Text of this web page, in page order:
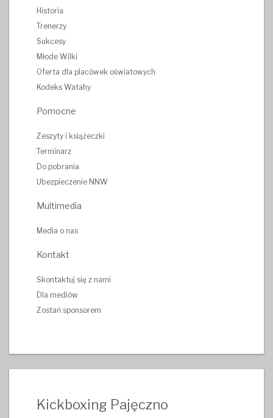
Historia
Trenerzy
Sukcesy
Młode Wilki
Oferta dla placówek oświatowych
Kodeks Watahy
Pomocne
Zeszyty i książeczki
Terminarz
Do pobrania
Ubezpieczenie NNW
Multimedia
Media o nas
Kontakt
Skontaktuj się z nami
Dla mediów
Zostań sponsorem
Kickboxing Pajęczno